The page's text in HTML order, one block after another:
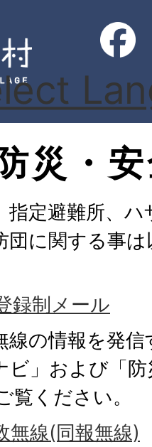
防災・
指定避難所、
団に関する事
録制メール
線の情報を発
ビ」および「
覧ください。
無線(同報無線)